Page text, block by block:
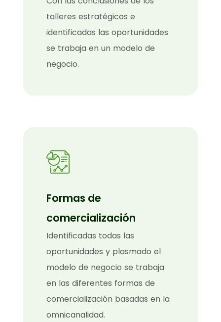
talleres estratégicos e
identificadas las oportunidades
se trabaja en un modelo de
negocio.
Formas de
comercialización
Identificadas todas las
oportunidades y plasmado el
modelo de negocio se trabaja
en las diferentes formas de
comercialización basadas en la
omnicanalidad.